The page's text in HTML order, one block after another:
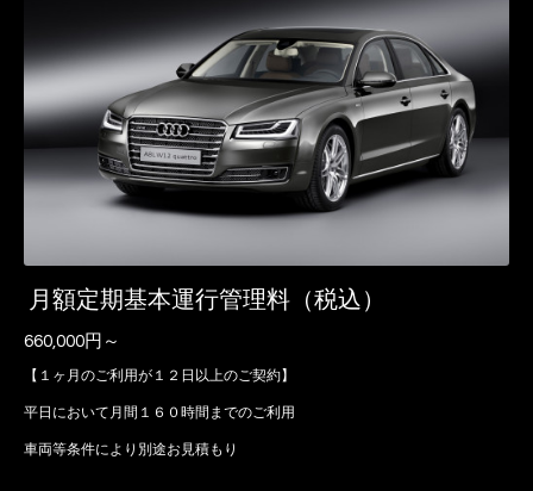
月額定期基本運行管理料（税込）
660,000円～
【１ヶ月のご利用が１２日以上のご契約】
平日において月間１６０時間までのご利用
車両等条件により別途お見積もり